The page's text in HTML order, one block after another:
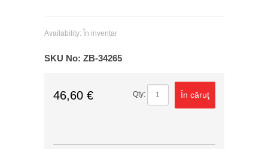
Availability: În inventar
SKU No: ZB-34265
46,60 € Qty: În căruţ